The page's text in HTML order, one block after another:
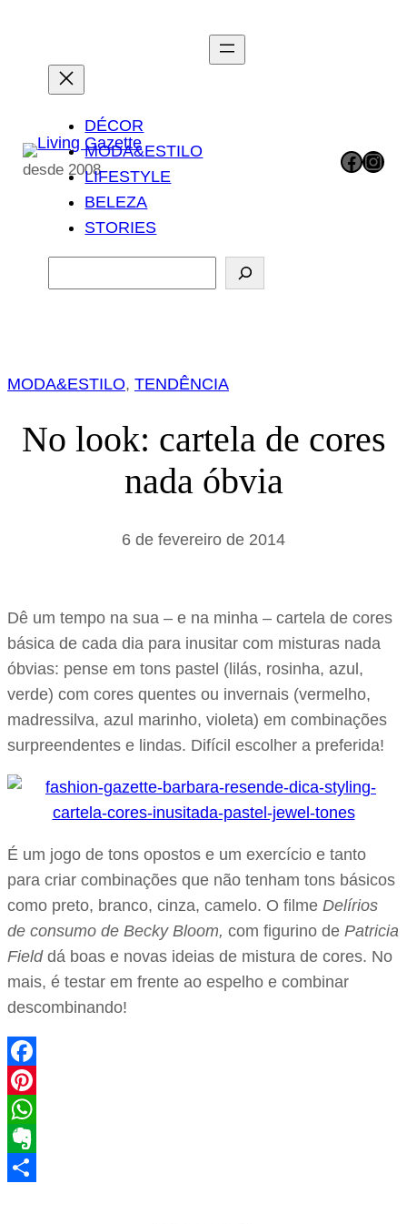
conteúdo
desde 2008
DÉCOR
MODA&ESTILO
LIFESTYLE
BELEZA
STORIES
e
i
a
Facebook Instagram
MODA&ESTILO, TENDÊNCIA
No look: cartela de cores
nada óbvia
6 de fevereiro de 2014
Dê um tempo na sua – e na minha – cartela de cores
básica de cada dia para inusitar com misturas nada
óbvias: pense em tons pastel (lilás, rosinha, azul,
verde) com cores quentes ou invernais (vermelho,
madressilva, azul marinho, violeta) em combinações
surpreendentes e lindas. Difícil escolher a preferida!
É um jogo de tons opostos e um exercício e tanto
para criar combinações que não tenham tons básicos
como preto, branco, cinza, camelo. O filme Delírios
de consumo de Becky Bloom, com figurino de Patricia
Field dá boas e novas ideias de mistura de cores. No
mais, é testar em frente ao espelho e combinar
descombinando!
Facebook
Pinterest
WhatsApp
Evernote